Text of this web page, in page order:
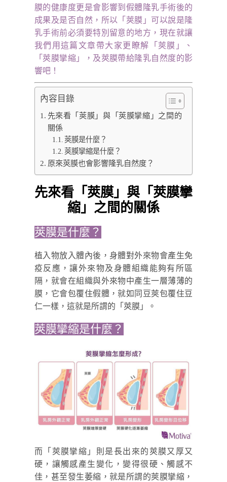
膜的健康度更是會影響到假體隆乳手術後的
成果及是否自然，所以「莢膜」可以說是隆
乳手術前必須要特別留意的地方，現在就讓
我們用這篇文章帶大家更瞭解「莢膜」、
「莢膜攣縮」，及莢膜帶給隆乳自然度的影
響吧！
內容目錄
先來看「莢膜」與「莢膜攣縮」之間的
關係
莢膜是什麼？
莢膜攣縮是什麼？
原來莢膜也會影響隆乳自然度？
先來看「莢膜」與「莢膜攣
縮」之間的關係
莢膜是什麼？
植入物放入體內後，身體對外來物會產生免
疫反應，讓外來物及身體組織能夠有所區
隔，就會在組織與外來物中產生一層薄薄的
膜，它會包覆住假體，就如同豆莢包覆住豆
仁一樣，這就是所謂的「莢膜」。
莢膜攣縮是什麼？
而「莢膜攣縮」則是長出來的莢膜又厚又
硬，讓觸感產生變化，變得很硬、觸感不
佳，甚至發生萎縮，就是所謂的莢膜攣縮，